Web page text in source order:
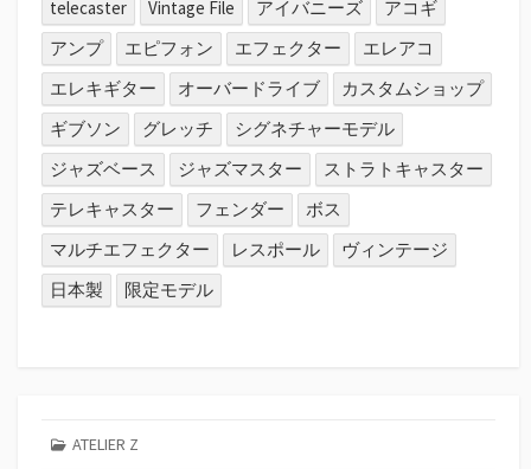
telecaster Vintage File アイバニーズ
アコギ
アンプ
エピフォン エフェクター
エレアコ
エレキギター
オーバードライブ
カスタムショップ
ギブソン
グレッチ
シグネチャーモデル
ジャズベース
ジャズマスター
ストラトキャスター
テレキャスター
フェンダー
ボス
マルチエフェクター
レスポール
ヴィンテージ
日本製
限定モデル
ATELIER Z